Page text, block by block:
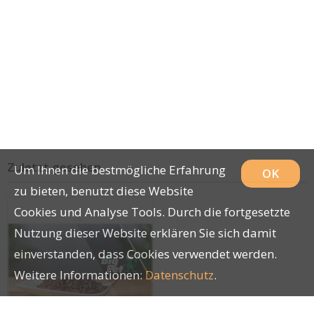
Zuletzt gesehen OK
Um Ihnen die bestmögliche Erfahrung
zu bieten, benutzt diese Website
Cookies und Analyse Tools. Durch die fortgesetzte
Nutzung dieser Website erklären Sie sich damit
einverstanden, dass Cookies verwendet werden.
Weitere Informationen:Datenschutz.